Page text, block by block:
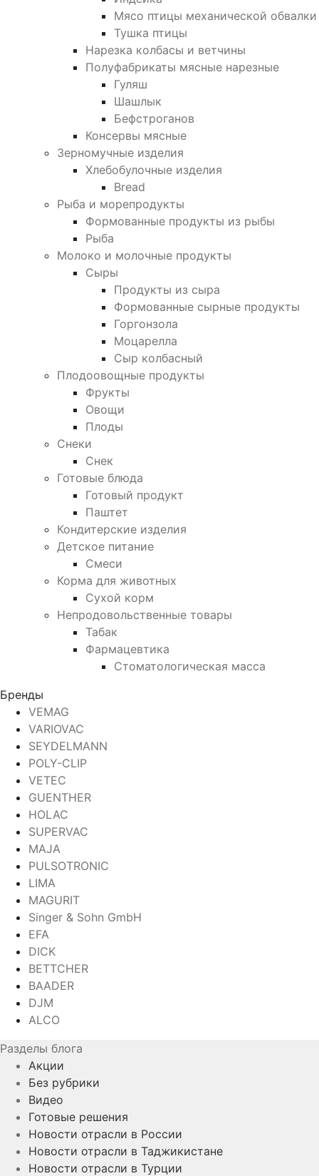
Мясо птицы механической обвалки
Тушка птицы
Нарезка колбасы и ветчины
Полуфабрикаты мясные нарезные
Гуляш
Шашлык
Бефстроганов
Консервы мясные
Зерномучные изделия
Хлебобулочные изделия
Bread
Рыба и морепродукты
Формованные продукты из рыбы
Рыба
Молоко и молочные продукты
Сыры
Продукты из сыра
Формованные сырные продукты
Горгонзола
Моцарелла
Сыр колбасный
Плодоовощные продукты
Фрукты
Овощи
Плоды
Снеки
Снек
Готовые блюда
Готовый продукт
Паштет
Кондитерские изделия
Детское питание
Смеси
Корма для животных
Сухой корм
Непродовольственные товары
Табак
Фармацевтика
Стоматологическая масса
Бренды
VEMAG
VARIOVAC
SEYDELMANN
POLY-CLIP
VETEC
GUENTHER
HOLAC
SUPERVAC
MAJA
PULSOTRONIC
LIMA
MAGURIT
Singer & Sohn GmbH
EFA
DICK
BETTCHER
BAADER
DJM
ALCO
Разделы блога
Акции
Без рубрики
Видео
Готовые решения
Новости отрасли в России
Новости отрасли в Таджикистане
Новости отрасли в Турции